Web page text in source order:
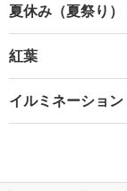
夏休み（夏祭り）
紅葉
イルミネーション